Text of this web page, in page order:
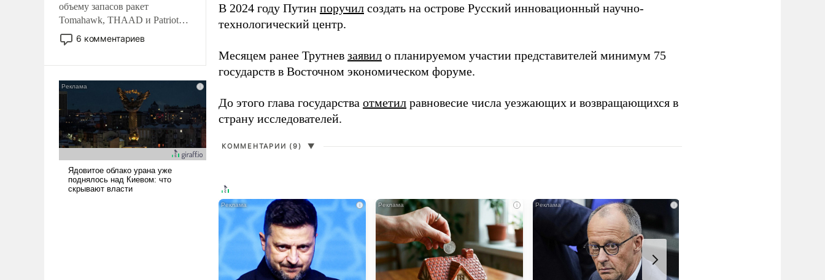
объему запасов ракет
Tomahawk, THAAD и Patriot
США потребуется более трех
лет. Даже небольшая война с
Сложившаяся ситуация
означает многолетний период
уязвимости США, например,
перед Китаем.
6 комментариев
В 2024 году Путин поручил создать на острове Русский инновационный научно-
технологический центр.
Месяцем ранее Трутнев заявил о планируемом участии представителей минимум 75
государств в Восточном экономическом форуме.
До этого глава государства отметил равновесие числа уезжающих и возвращающихся в
страну исследователей.
КОММЕНТАРИИ (9) ▼
i i i